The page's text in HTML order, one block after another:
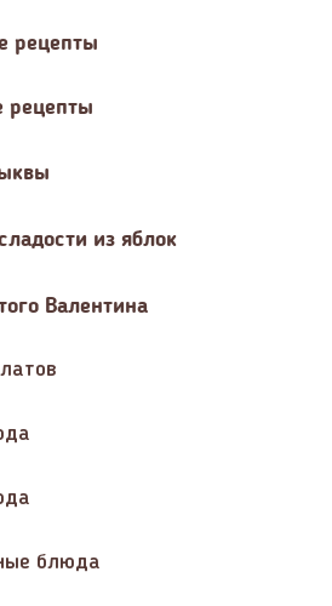
рецепты
рецепты
из яблок
Валентина
блюда